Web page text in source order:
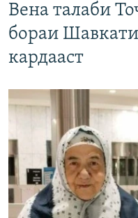
Вена талаби
бораи
кардааст